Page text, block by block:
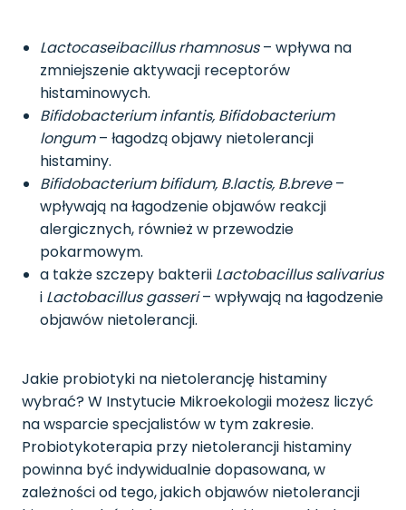
Lactocaseibacillus rhamnosus– wpływa na
zmniejszenie aktywacji receptorów
histaminowych.
Bifidobacterium infantis, Bifidobacterium
longum– łagodzą objawy nietolerancji
histaminy.
Bifidobacterium bifidum, B.lactis, B.breve–
wpływają na łagodzenie objawów reakcji
alergicznych, również w przewodzie
pokarmowym.
a także szczepy bakterii Lactobacillus salivarius
i Lactobacillus gasseri– wpływają na łagodzenie
objawów nietolerancji.
Jakie probiotyki na nietolerancję histaminy
wybrać? W Instytucie Mikroekologii możesz liczyć
na wsparcie specjalistów w tym zakresie.
Probiotykoterapia przy nietolerancji histaminy
powinna być indywidualnie dopasowana, w
zależności od tego, jakich objawów nietolerancji